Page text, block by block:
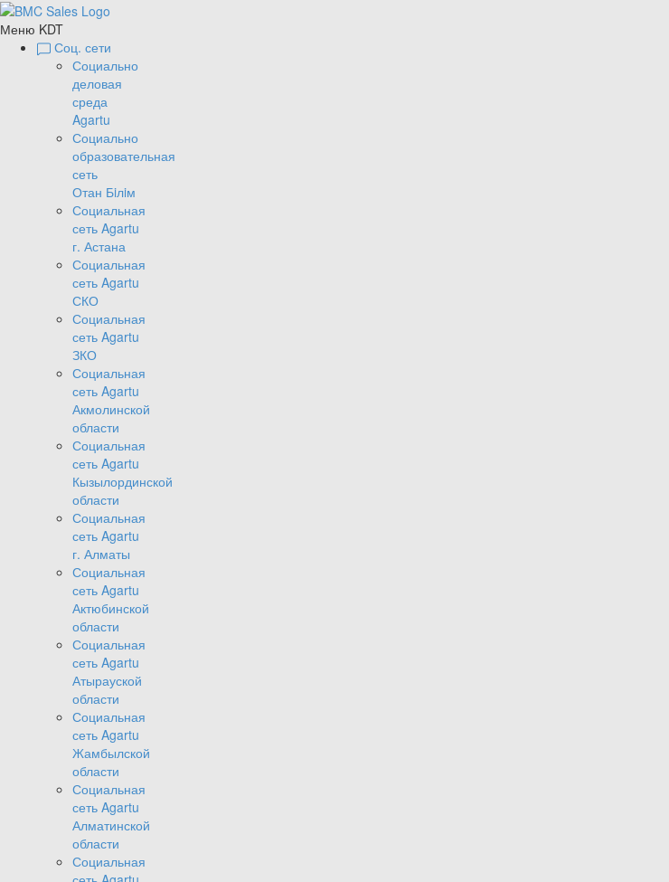
Меню KDT
Соц. сети
Социально
деловая
среда
Agartu
Социально
образовательная
сеть
Отан Бiлiм
Социальная
сеть Agartu
г. Астана
Социальная
сеть Agartu
СКО
Социальная
сеть Agartu
ЗКО
Социальная
сеть Agartu
Акмолинской
области
Социальная
сеть Agartu
Кызылординской
области
Социальная
сеть Agartu
г. Алматы
Социальная
сеть Agartu
Актюбинской
области
Социальная
сеть Agartu
Атырауской
области
Социальная
сеть Agartu
Жамбылской
области
Социальная
сеть Agartu
Алматинской
области
Социальная